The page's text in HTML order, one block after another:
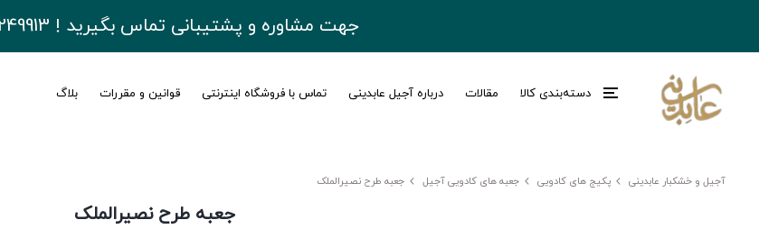
جهت مشاوره و پشتیبانی تماس بگیرید ! 03537249913
دسته‌بندی کالا مقالات درباره آجیل عابدینی تماس با فروشگاه اینترنتی قوانین و مقررات بلاگ
آجیل و خشکبار عابدینی پکیج های کادویی جعبه های کادویی آجیل جعبه طرح نصیرالملک
جعبه طرح نصیرالملک